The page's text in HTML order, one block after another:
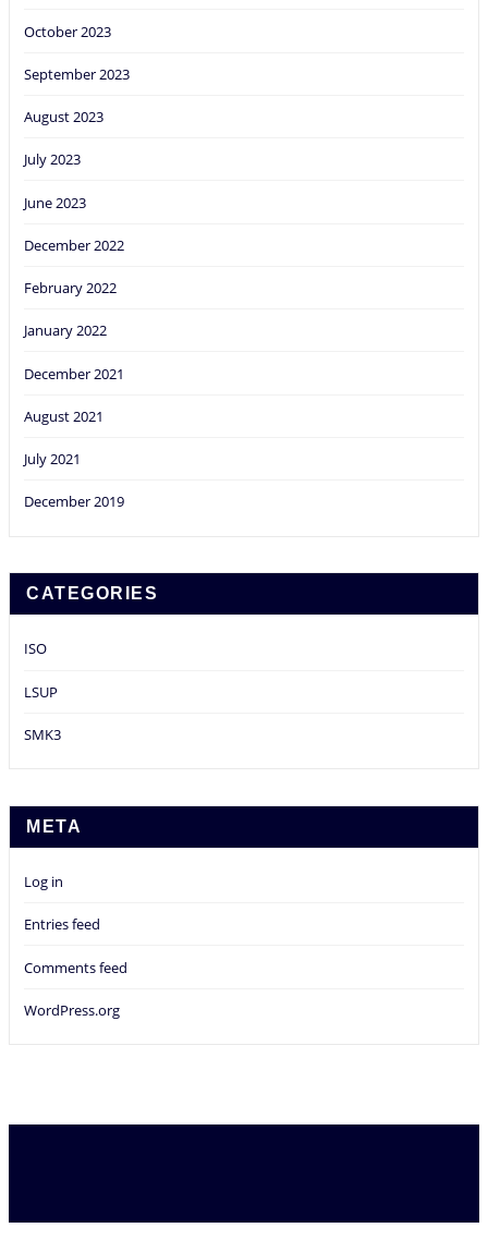
October 2023
September 2023
August 2023
July 2023
June 2023
December 2022
February 2022
January 2022
December 2021
August 2021
July 2021
December 2019
CATEGORIES
ISO
LSUP
SMK3
META
Log in
Entries feed
Comments feed
WordPress.org